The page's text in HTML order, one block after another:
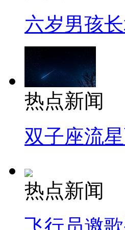
六岁男孩
热点新闻
双子座流
热点新闻